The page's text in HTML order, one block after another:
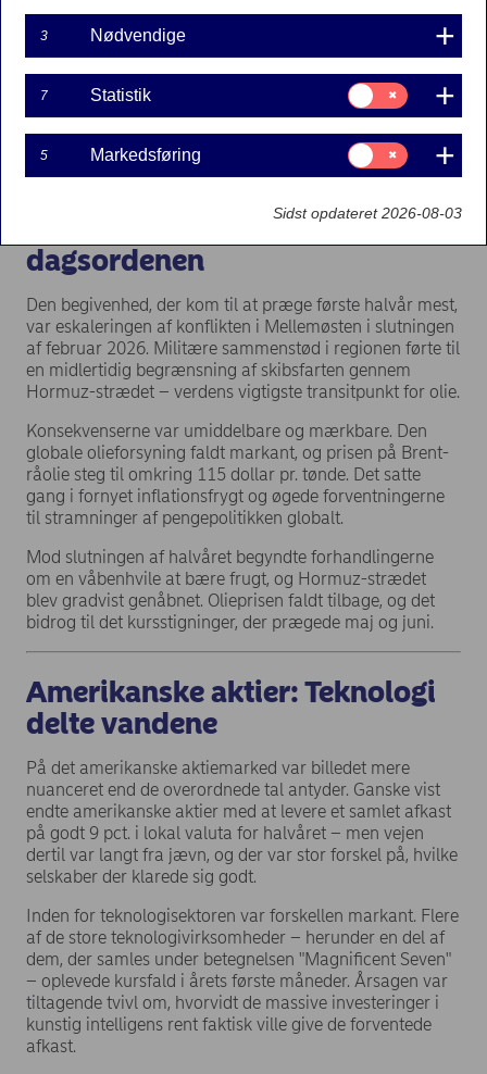
over 7 pct. i årets første kvartal, og investorer verden
over holdt vejret, mens situationen i Mellemøsten
eskalerede. Men historien sluttede ikke der. I maj og juni
vendte stemningen, kurserne steg, og halvåret endte med
at levere positive afkast på tværs af de fleste aktivklasser
og markeder.
Hormuz-strædet satte
dagsordenen
Den begivenhed, der kom til at præge første halvår mest,
var eskaleringen af konflikten i Mellemøsten i slutningen
af februar 2026. Militære sammenstød i regionen førte til
en midlertidig begrænsning af skibsfarten gennem
Hormuz-strædet – verdens vigtigste transitpunkt for olie.
Konsekvenserne var umiddelbare og mærkbare. Den
globale olieforsyning faldt markant, og prisen på Brent-
råolie steg til omkring 115 dollar pr. tønde. Det satte
gang i fornyet inflationsfrygt og øgede forventningerne
til stramninger af pengepolitikken globalt.
Mod slutningen af halvåret begyndte forhandlingerne
om en våbenhvile at bære frugt, og Hormuz-strædet
blev gradvist genåbnet. Olieprisen faldt tilbage, og det
bidrog til det kursstigninger, der prægede maj og juni.
Amerikanske aktier: Teknologi
delte vandene
På det amerikanske aktiemarked var billedet mere
nuanceret end de overordnede tal antyder. Ganske vist
endte amerikanske aktier med at levere et samlet afkast
på godt 9 pct. i lokal valuta for halvåret – men vejen
dertil var langt fra jævn, og der var stor forskel på, hvilke
selskaber der klarede sig godt.
Inden for teknologisektoren var forskellen markant. Flere
af de store teknologivirksomheder – herunder en del af
dem, der samles under betegnelsen "Magnificent Seven"
– oplevede kursfald i årets første måneder. Årsagen var
tiltagende tvivl om, hvorvidt de massive investeringer i
kunstig intelligens rent faktisk ville give de forventede
afkast.
3 Nødvendige
7 Statistik
Samtykke
til:
Statistik
5 Markedsføring
Samtykke
til:
Markedsføring
Sidst opdateret 2026-08-03